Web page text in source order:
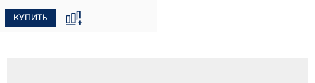
КУПИТЬ